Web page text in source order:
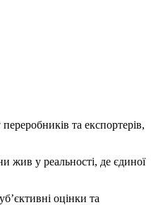
та експортерів,
жив у реальності, де єдиної
оцінки та